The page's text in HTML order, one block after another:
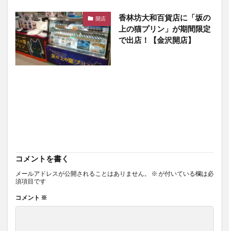
開店
香林坊大和百貨店に「坂の
上の猫プリン」が期間限定
で出店！【金沢開店】
コメントを書く
メールアドレスが公開されることはありません。 ※ が付いている欄は必
須項目です
コメント ※